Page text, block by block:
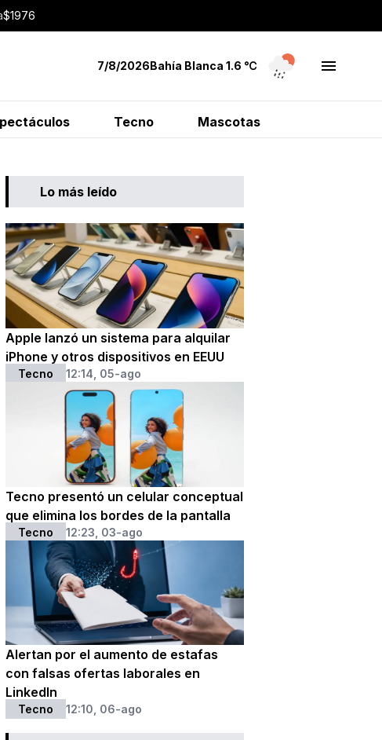
$1976
7/8/2026Bahía Blanca 1.6 ℃
Tecno Mascotas
Lo más leído
Apple lanzó un sistema para alquilar
iPhone y otros dispositivos en EEUU
Tecno 12:14, 05-ago
Tecno presentó un celular conceptual
que elimina los bordes de la pantalla
Tecno 12:23, 03-ago
Alertan por el aumento de estafas
con falsas ofertas laborales en
LinkedIn
Tecno 12:10, 06-ago